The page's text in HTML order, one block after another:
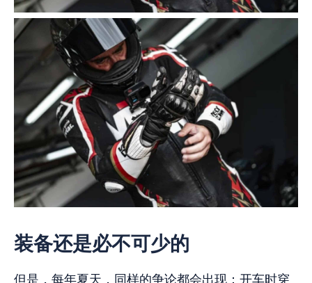
装备还是必不可少的
但是，每年夏天，同样的争论都会出现：开车时穿